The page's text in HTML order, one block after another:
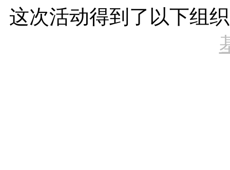
这次活动得到了以下组